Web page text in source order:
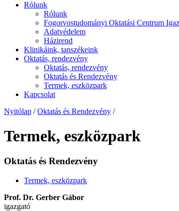
Rólunk
Rólunk
Fogorvostudományi Oktatási Centrum
Adatvédelem
Házirend
Klinikáink, tanszékeink
Oktatás, rendezvény
Oktatás, rendezvény
Oktatás és Rendezvény
Termek, eszközpark
Kapcsolat
Nyitólap / Oktatás és Rendezvény /
Termek, eszközpark
Oktatás és Rendezvény
Termek, eszközpark
Prof. Dr. Gerber Gábor
igazgató